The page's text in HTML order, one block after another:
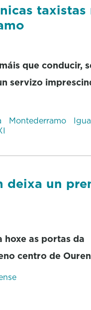
taxistas
que conducir,
servizo
Montederramo
deixa un
hoxe as portas da
centro de